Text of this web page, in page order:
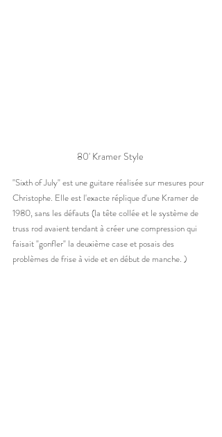
80' Kramer Style
"Sixth of July" est une guitare réalisée sur mesures pour
Christophe. Elle est l'exacte réplique d'une Kramer de
1980, sans les défauts (la tête collée et le système de
truss rod avaient tendant à créer une compression qui
faisait "gonfler" la deuxième case et posais des
problèmes de frise à vide et en début de manche. )